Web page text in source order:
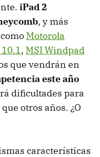
iPad 2
, y más
Motorola
, MSIWindpad
que vendrán en
este año
dificultades para
otros años. ¿O
características